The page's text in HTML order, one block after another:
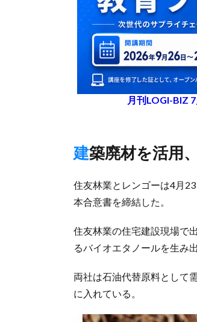
月刊LOGI-BIZ
建築廃材を活
住友林業とレンゴーは4月
本合意書を締結した。
住友林業の住宅建設現場で
るバイオエタノールを生み
両社は石油代替原料として
に入れている。